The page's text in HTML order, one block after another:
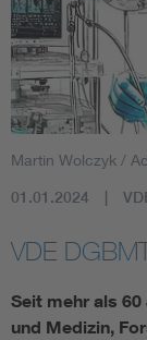
Martin Wolczyk /
01.01.2024
VDE
Seit mehr als 60
und Medizin,